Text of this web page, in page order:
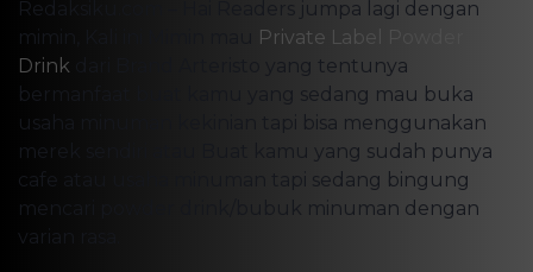
Redaksiku.com – Hai Readers jumpa lagi dengan
mimin, Kali ini Mimin mau
Private Label Powder
Drink dari Brand Arteristo yang tentunya
bermanfaat buat kamu yang sedang mau buka
usaha minuman kekinian tapi bisa menggunakan
merek sendiri atau Buat kamu yang sudah punya
cafe atau usaha minuman tapi sedang bingung
mencari powder drink/bubuk minuman dengan
varian rasa.